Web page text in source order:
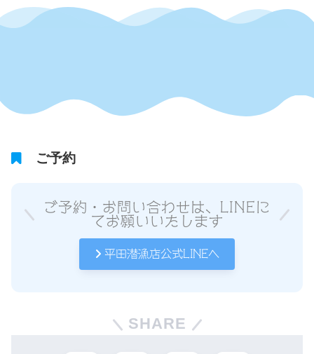
ご予約
ご予約・お問い合わせは、LINEに
てお願いいたします
平田潜漁店公式LINEへ
SHARE